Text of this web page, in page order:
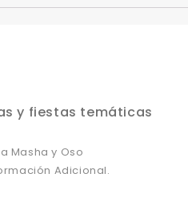
y fiestas temáticas
Masha y Oso
Adicional.